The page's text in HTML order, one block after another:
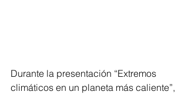
Durante la presentación “Extremos
climáticos en un planeta más caliente”,